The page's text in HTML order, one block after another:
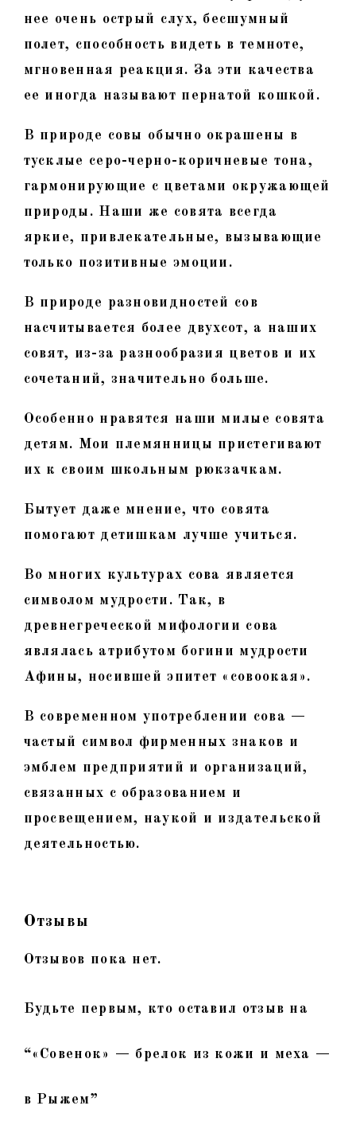
нее очень острый слух, бесшумный
полет, способность видеть в темноте,
мгновенная реакция. За эти качества
ее иногда называют пернатой кошкой.
В природе совы обычно окрашены в
тусклые серо-черно-коричневые тона,
гармонирующие с цветами окружающей
природы. Наши же совята всегда
яркие, привлекательные, вызывающие
только позитивные эмоции.
В природе разновидностей сов
насчитывается более двухсот, а наших
совят, из-за разнообразия цветов и их
сочетаний, значительно больше.
Особенно нравятся наши милые совята
детям. Мои племянницы пристегивают
их к своим школьным рюкзачкам.
Бытует даже мнение, что совята
помогают детишкам лучше учиться.
Во многих культурах сова является
символом мудрости. Так, в
древнегреческой мифологии сова
являлась атрибутом богини мудрости
Афины, носившей эпитет «совоокая».
В современном употреблении сова —
частый символ фирменных знаков и
эмблем предприятий и организаций,
связанных с образованием и
просвещением, наукой и издательской
деятельностью.
Отзывы
Отзывов пока нет.
Будьте первым, кто оставил отзыв на
“«Совенок» — брелок из кожи и меха —
в Рыжем”